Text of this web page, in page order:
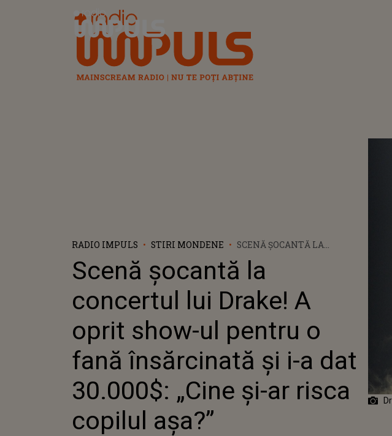
Radio Impuls
RADIO IMPULS STIRI MONDENE
SCENĂ ȘOCANTĂ LA
OPRIT SHOW-UL PENTRU O
FANĂ ÎNSĂRCINATĂ ȘI I-A
DAT 30.000$: „CINE ȘI-AR
RISCA COPILUL AȘA?”
Scenă șocantă la
concertul lui Drake! A
oprit show-ul pentru o
fană însărcinată și i-a dat
30.000$: „Cine și-ar risca
copilul așa?”